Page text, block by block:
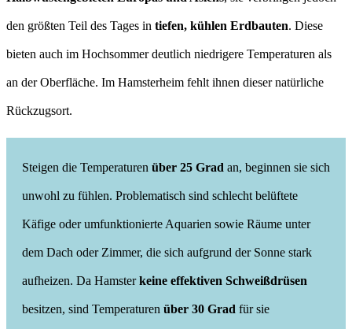
den größten Teil des Tages in tiefen, kühlen Erdbauten. Diese
bieten auch im Hochsommer deutlich niedrigere Temperaturen als
an der Oberfläche. Im Hamsterheim fehlt ihnen dieser natürliche
Rückzugsort.
Steigen die Temperaturen über 25 Grad an, beginnen sie sich
unwohl zu fühlen. Problematisch sind schlecht belüftete
Käfige oder umfunktionierte Aquarien sowie Räume unter
dem Dach oder Zimmer, die sich aufgrund der Sonne stark
aufheizen. Da Hamsterkeine effektiven Schweißdrüsen
besitzen, sind Temperaturen über 30 Grad für sie